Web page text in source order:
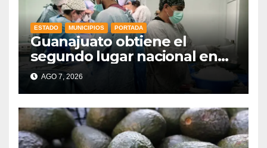
ESTADO MUNICIPIOS PORTADA
Guanajuato obtiene el
segundo lugar nacional en
procuración de órganos
AGO 7, 2026